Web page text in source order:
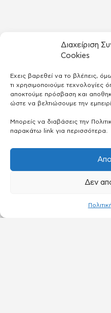
Διαχείριση
Cookies
Έχεις βαρεθεί να το βλέπεις,
τι χρησιμοποιούμε
αποκτούμε πρόσβαση και
ώστε να βελτιώσουμε την
Μπορείς να διαβάσεις την
παρακάτω link για περισσότερα.
Δεν